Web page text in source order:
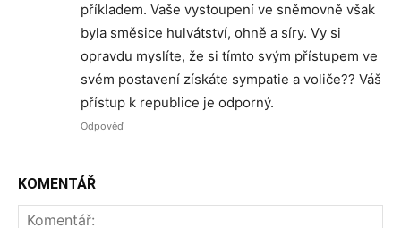
příkladem. Vaše vystoupení ve sněmovně však
byla směsice hulvátství, ohně a síry. Vy si
opravdu myslíte, že si tímto svým přístupem ve
svém postavení získáte sympatie a voliče?? Váš
přístup k republice je odporný.
Odpověď
KOMENTÁŘ